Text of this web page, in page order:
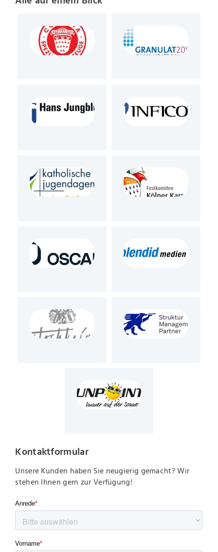
Kontaktformular
Unsere Kunden haben Sie neugierig gemacht? Wir
stehen Ihnen gern zur Verfügung!